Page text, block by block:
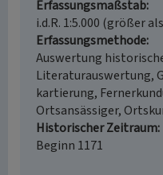
Erfassungsmaßstab
i.d.R. 1:5.000 (größer
Erfassungsmethode
Auswertung
Literaturauswertung,
kartierung,
Ortsansässiger,
Historischer Zeitraum
Beginn 1171